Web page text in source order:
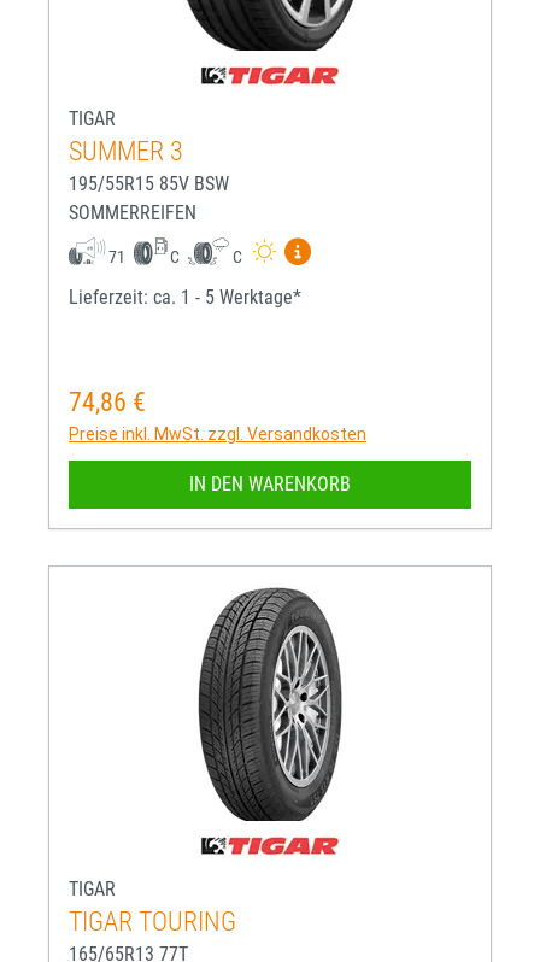
TIGAR
SUMMER 3
195/55R15 85V BSW
SOMMERREIFEN
71 C C
Mehr Informationen zum
Lieferzeit: ca. 1 - 5 Werktage*
Regulärer Preis:
74,86 €
Preise inkl. MwSt. zzgl. Versandkosten
IN DEN WARENKORB
TIGAR
TIGAR TOURING
165/65R13 77T